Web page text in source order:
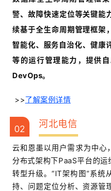
警、故障快速定位等关键能
续基于全生命周期管理框架
智能化、服务自治化、健康
等的运行管理能力，提供
DevOps。
>>了解案例详情
02 河北电信
云和恩墨以用户需求为中心
分布式架构下PaaS平台的
转型升级。“IT架构图“系统
持、问题定位分析、资源管